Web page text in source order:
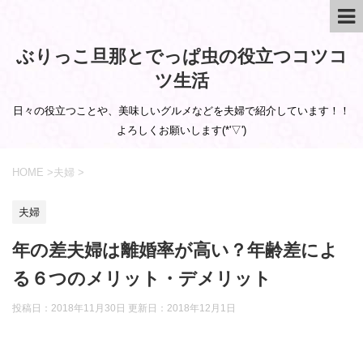
ぶりっこ旦那とでっぱ虫の役立つコツコ
ツ生活
日々の役立つことや、美味しいグルメなどを夫婦で紹介しています！！
よろしくお願いします(*'▽')
HOME >夫婦 >
夫婦
年の差夫婦は離婚率が高い？年齢差によ
る６つのメリット・デメリット
投稿日：2018年11月30日 更新日： 2018年12月1日